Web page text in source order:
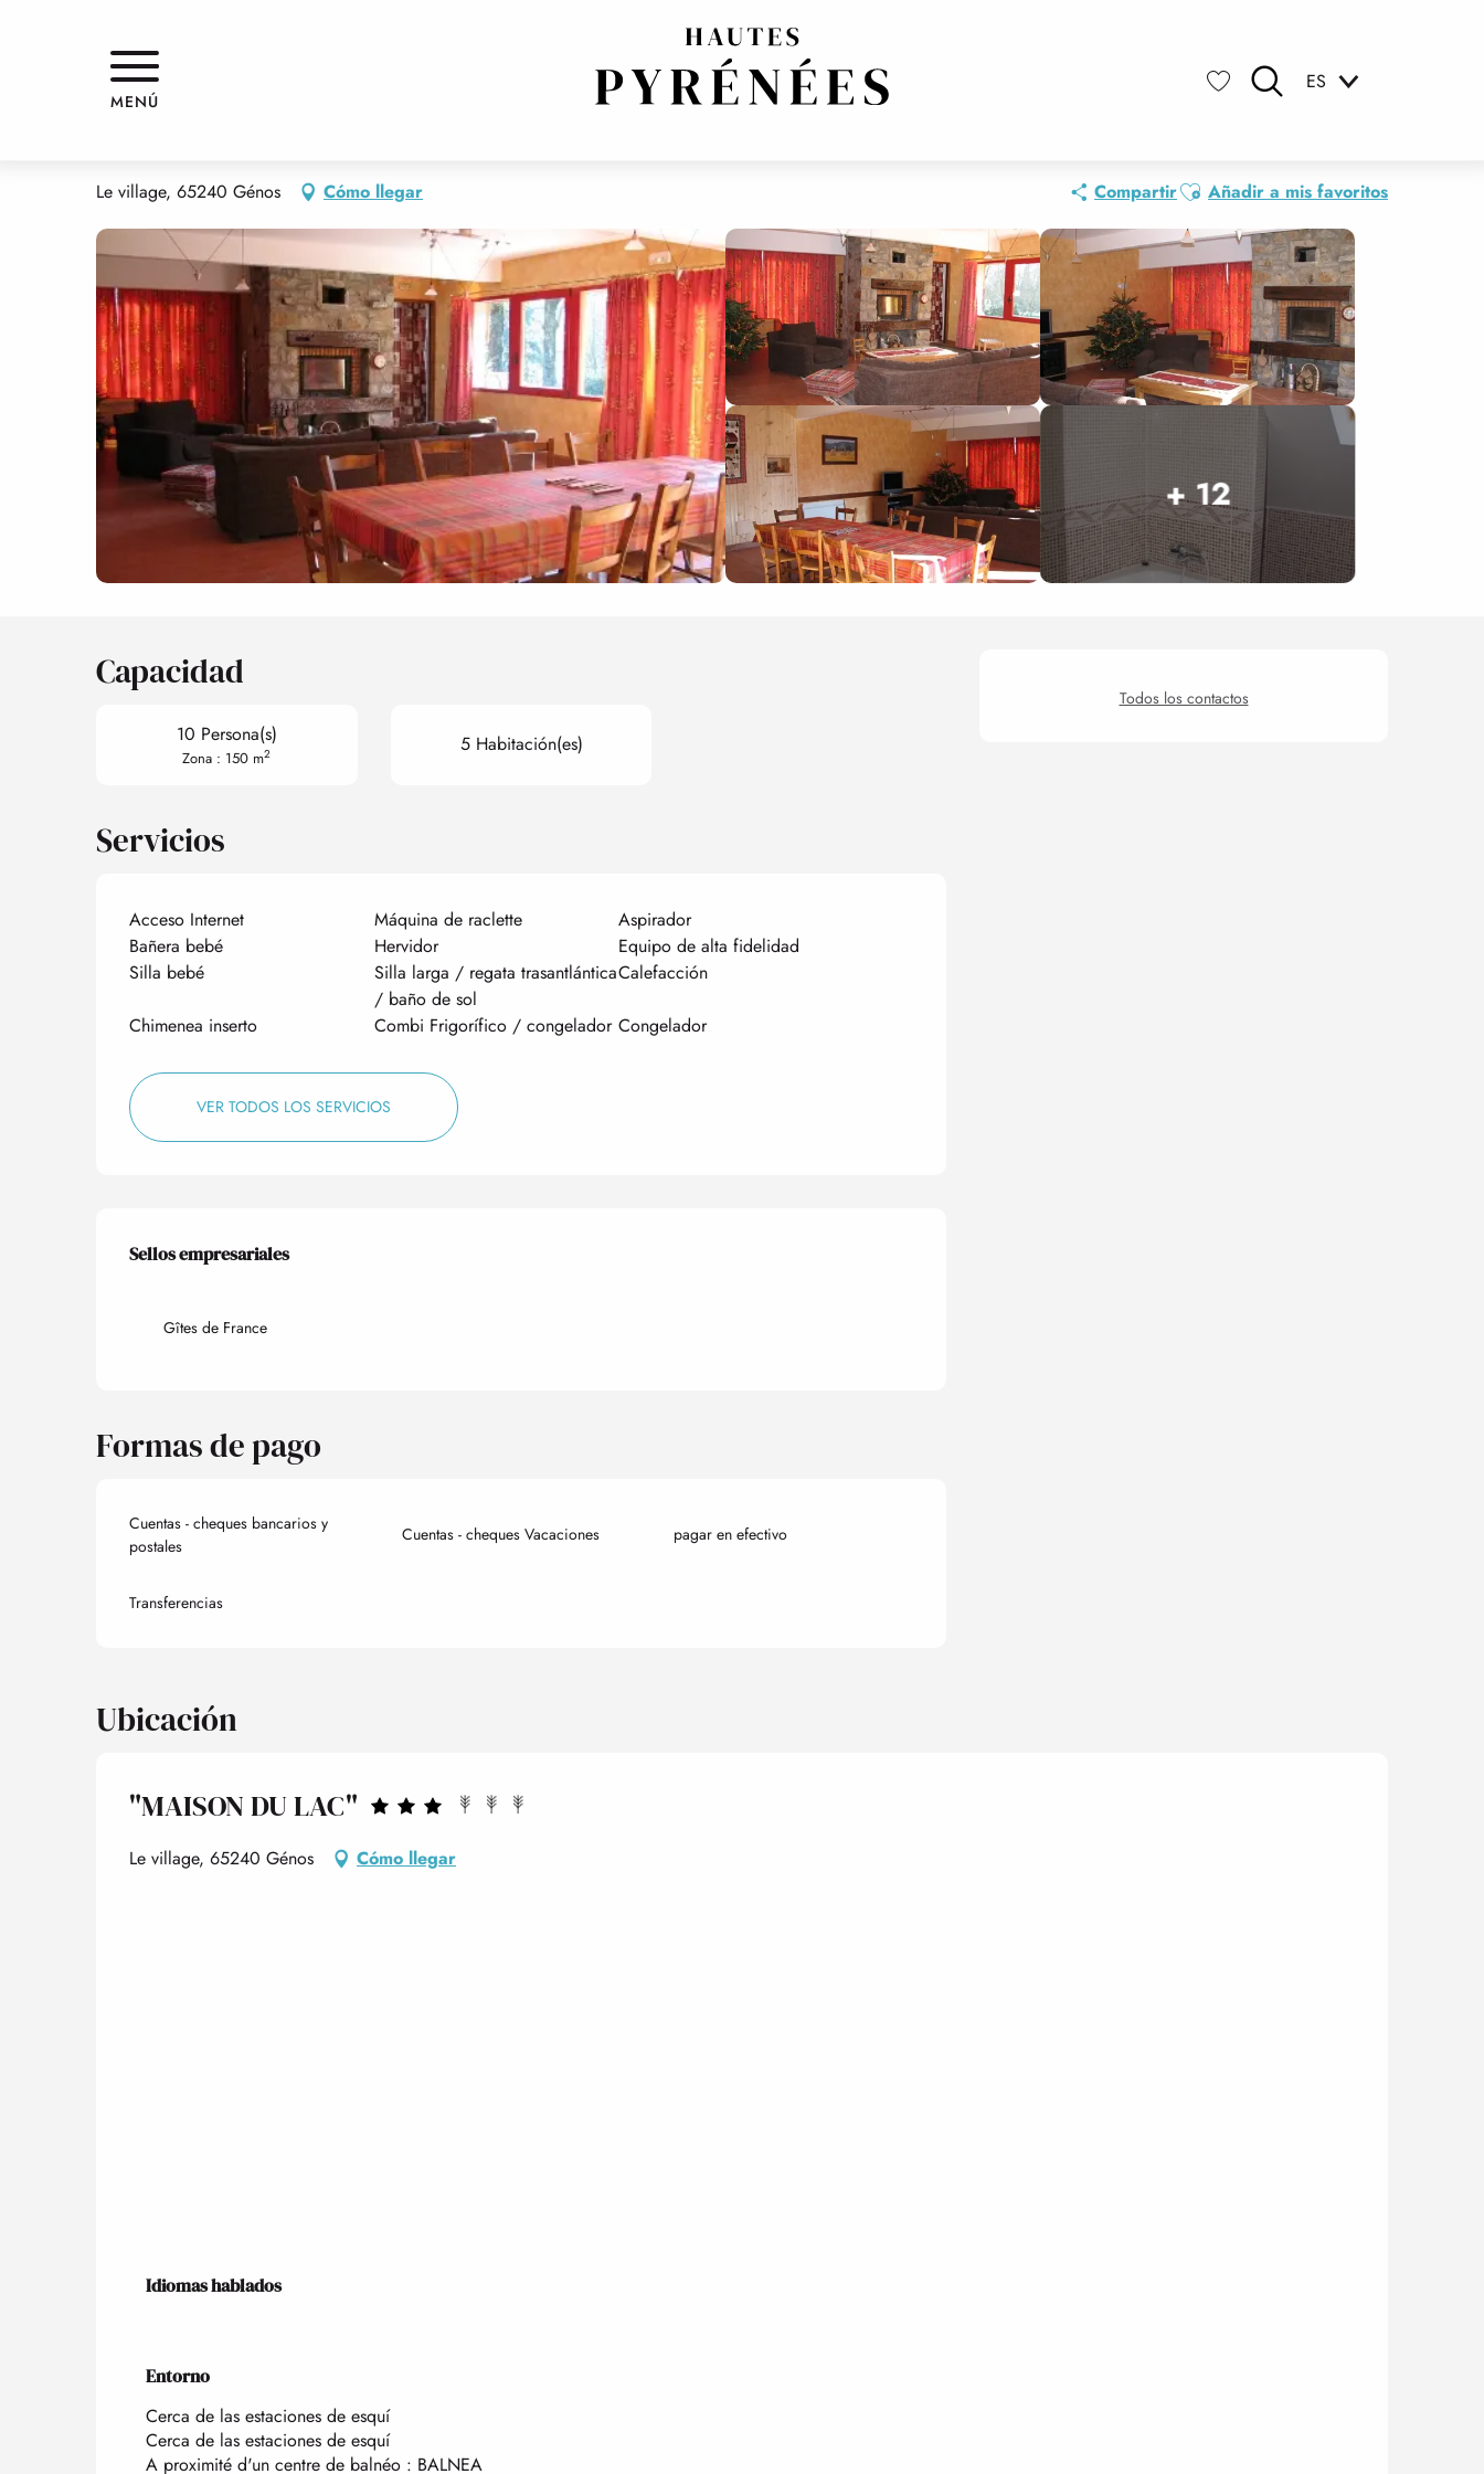
ES
MENÚ
"MAISON DU LAC"
Le village, 65240 Génos Cómo llegar CompartirAjouter aux favoris
Añadir a mis favoritos
+ 12
Horarios y datos de
Todos los contactos
Capacidad
10 Persona(s)
Zona : 150 m2 5 Habitación(es)
Servicios
Acceso Internet Máquina de raclette
Aspirador
Bañera bebé
Hervidor
Equipo de alta fidelidad
Silla bebé
Silla larga / regata trasantlántica
/ baño de sol
Calefacción
Chimenea inserto Combi Frigorífico / congelador Congelador
VER TODOS LOS SERVICIOS
Oferta de prestaciones
Sellos empresariales
Sellos empresariales
Gîtes de France
Formas de pago
Cuentas - cheques bancarios y
postales
Cuentas - cheques Vacaciones pagar en efectivo
Transferencias
Ubicación
"MAISON DU LAC"
Le village, 65240 Génos Cómo llegar
Idiomas hablados
Idiomas hablados
Entorno
Entorno
Cerca de las estaciones de esquí
Cerca de las estaciones de esquí
A proximité d'un centre de balnéo : BALNEA